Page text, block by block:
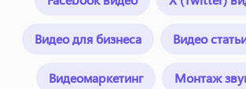
Видео для бизнеса Видео
Видеомаркетинг Монтаж